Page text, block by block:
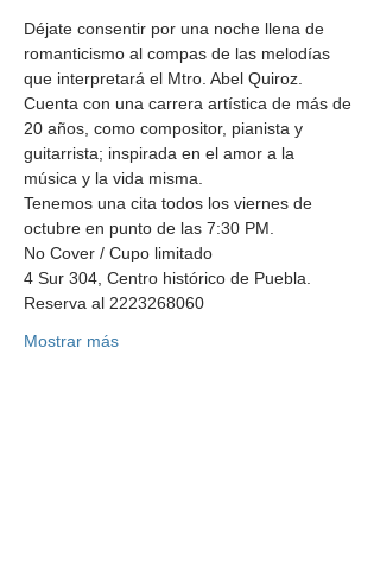
Déjate consentir por una noche llena de
romanticismo al compas de las melodías
que interpretará el Mtro. Abel Quiroz.
Cuenta con una carrera artística de más de
20 años, como compositor, pianista y
guitarrista; inspirada en el amor a la
música y la vida misma.
Tenemos una cita todos los viernes de
octubre en punto de las 7:30 PM.
No Cover / Cupo limitado
4 Sur 304, Centro histórico de Puebla.
Reserva al 2223268060
Mostrar más